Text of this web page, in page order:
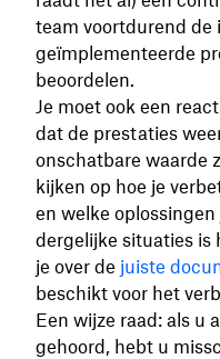
team voortdurend de
geïmplementeerde
beoordelen.
Je moet ook een
dat de prestaties
onschatbare waarde
kijken op hoe je
en welke
dergelijke situaties is
je over de juiste
beschikt voor het
Een wijze raad: als u
gehoord, hebt u